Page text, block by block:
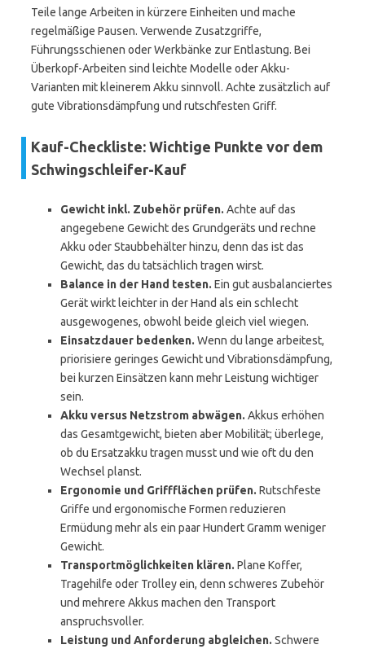
Teile lange Arbeiten in kürzere Einheiten und mache
regelmäßige Pausen. Verwende Zusatzgriffe,
Führungsschienen oder Werkbänke zur Entlastung. Bei
Überkopf-Arbeiten sind leichte Modelle oder Akku-
Varianten mit kleinerem Akku sinnvoll. Achte zusätzlich auf
gute Vibrationsdämpfung und rutschfesten Griff.
Kauf-Checkliste: Wichtige Punkte vor dem
Schwingschleifer-Kauf
Gewicht inkl. Zubehör prüfen. Achte auf das
angegebene Gewicht des Grundgeräts und rechne
Akku oder Staubbehälter hinzu, denn das ist das
Gewicht, das du tatsächlich tragen wirst.
Balance in der Hand testen. Ein gut ausbalanciertes
Gerät wirkt leichter in der Hand als ein schlecht
ausgewogenes, obwohl beide gleich viel wiegen.
Einsatzdauer bedenken. Wenn du lange arbeitest,
priorisiere geringes Gewicht und Vibrationsdämpfung,
bei kurzen Einsätzen kann mehr Leistung wichtiger
sein.
Akku versus Netzstrom abwägen. Akkus erhöhen
das Gesamtgewicht, bieten aber Mobilität; überlege,
ob du Ersatzakku tragen musst und wie oft du den
Wechsel planst.
Ergonomie und Griffflächen prüfen. Rutschfeste
Griffe und ergonomische Formen reduzieren
Ermüdung mehr als ein paar Hundert Gramm weniger
Gewicht.
Transportmöglichkeiten klären. Plane Koffer,
Tragehilfe oder Trolley ein, denn schweres Zubehör
und mehrere Akkus machen den Transport
anspruchsvoller.
Leistung und Anforderung abgleichen. Schwere